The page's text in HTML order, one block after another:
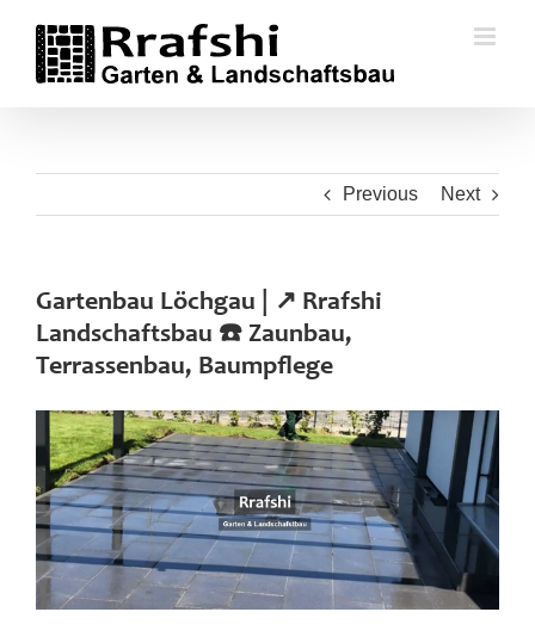
content
Previous Next
Gartenbau Löchgau | ↗️ Rrafshi
Landschaftsbau ☎️ Zaunbau,
Terrassenbau, Baumpflege